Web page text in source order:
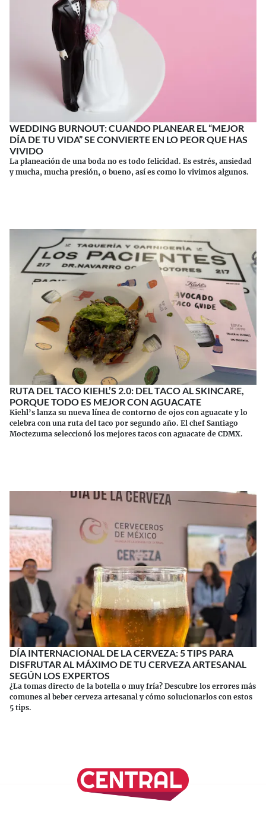
WEDDING BURNOUT: CUANDO PLANEAR EL “MEJOR
DÍA DE TU VIDA” SE CONVIERTE EN LO PEOR QUE HAS
VIVIDO
La planeación de una boda no es todo felicidad. Es estrés, ansiedad
y mucha, mucha presión, o bueno, así es como lo vivimos algunos.
RUTA DEL TACO KIEHL’S 2.0: DEL TACO AL SKINCARE,
PORQUE TODO ES MEJOR CON AGUACATE
Kiehl’s lanza su nueva línea de contorno de ojos con aguacate y lo
celebra con una ruta del taco por segundo año. El chef Santiago
Moctezuma seleccionó los mejores tacos con aguacate de CDMX.
DÍA INTERNACIONAL DE LA CERVEZA: 5 TIPS PARA
DISFRUTAR AL MÁXIMO DE TU CERVEZA ARTESANAL
SEGÚN LOS EXPERTOS
¿La tomas directo de la botella o muy fría? Descubre los errores más
comunes al beber cerveza artesanal y cómo solucionarlos con estos
5 tips.